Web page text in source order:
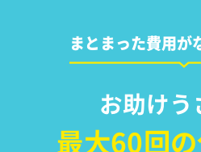
まとまった費用が
お助けう
最大60回